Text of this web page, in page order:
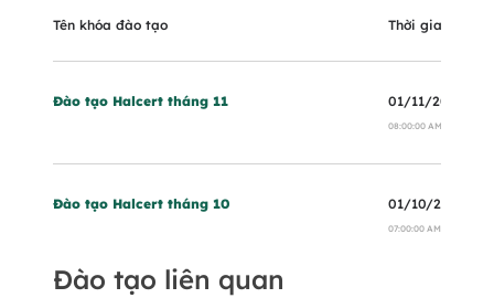
Tên khóa đào tạo Thời gian bắt
Đào tạo Halcert tháng 11 01/11/2024
08:00:00 AM
Đào tạo Halcert tháng 10 01/10/2024
07:00:00 AM
Đào tạo liên quan